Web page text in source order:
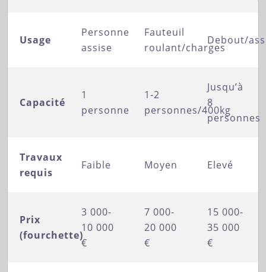
Usage
Personne
assise
Fauteuil
roulant/charges
Debout/
Capacité
1
personne
1-2
personnes/400kg
Jusqu’à
8
personnes
Travaux
requis
Faible Moyen Elevé
Prix
(fourchette)
3 000-
10 000
€
7 000-
20 000
€
15 000-
35 000
€